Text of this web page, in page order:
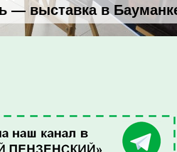
— выставка в